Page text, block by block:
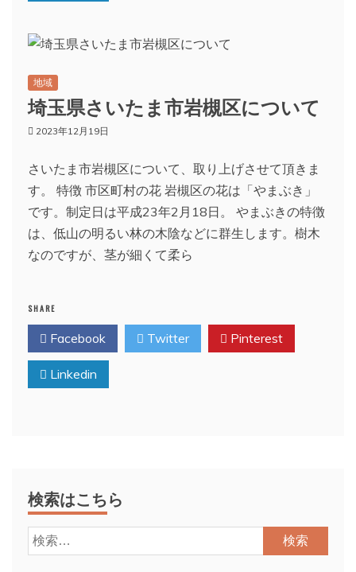
地域
埼玉県さいたま市岩槻区について
2023年12月19日
さいたま市岩槻区について、取り上げさせて頂きま
す。 特徴 市区町村の花 岩槻区の花は「やまぶき」
です。制定日は平成23年2月18日。 やまぶきの特徴
は、低山の明るい林の木陰などに群生します。樹木
なのですが、茎が細くて柔ら
SHARE
Facebook Twitter Pinterest
Linkedin
検索はこちら
検
索: